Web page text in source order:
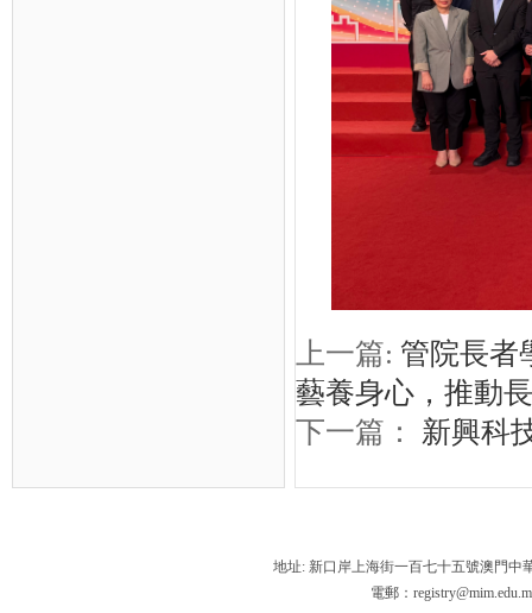
上一篇: 管院長者
藝養身心，推動
下一篇： 新興科
地址: 新口岸上海街一百七十五號澳門中
電郵：